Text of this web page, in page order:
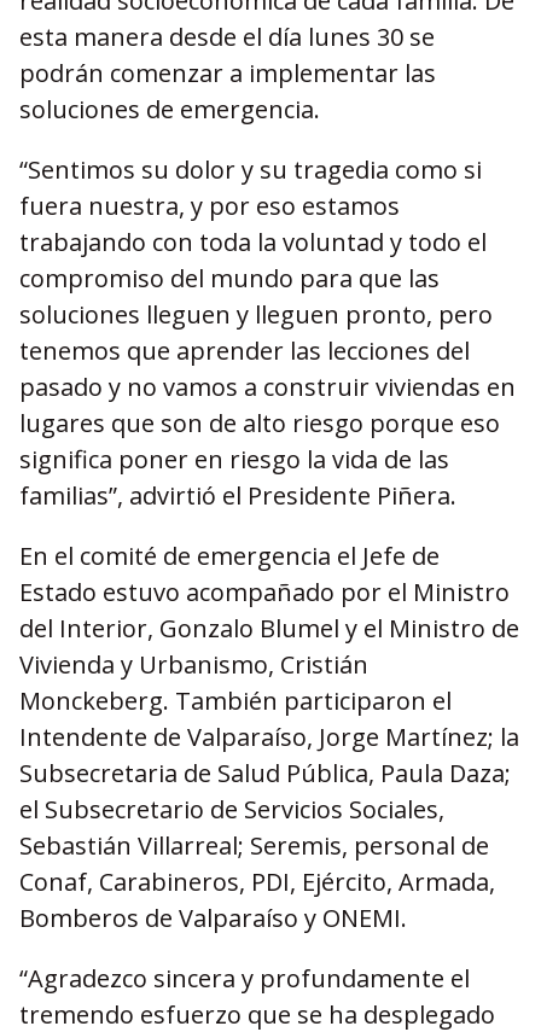
esta manera desde el día lunes 30 se
podrán comenzar a implementar las
soluciones de emergencia.
“Sentimos su dolor y su tragedia como si
fuera nuestra, y por eso estamos
trabajando con toda la voluntad y todo el
compromiso del mundo para que las
soluciones lleguen y lleguen pronto, pero
tenemos que aprender las lecciones del
pasado y no vamos a construir viviendas en
lugares que son de alto riesgo porque eso
significa poner en riesgo la vida de las
familias”, advirtió el Presidente Piñera.
En el comité de emergencia el Jefe de
Estado estuvo acompañado por el Ministro
del Interior, Gonzalo Blumel y el Ministro de
Vivienda y Urbanismo, Cristián
Monckeberg. También participaron el
Intendente de Valparaíso, Jorge Martínez; la
Subsecretaria de Salud Pública, Paula Daza;
el Subsecretario de Servicios Sociales,
Sebastián Villarreal; Seremis, personal de
Conaf, Carabineros, PDI, Ejército, Armada,
Bomberos de Valparaíso y ONEMI.
“Agradezco sincera y profundamente el
tremendo esfuerzo que se ha desplegado